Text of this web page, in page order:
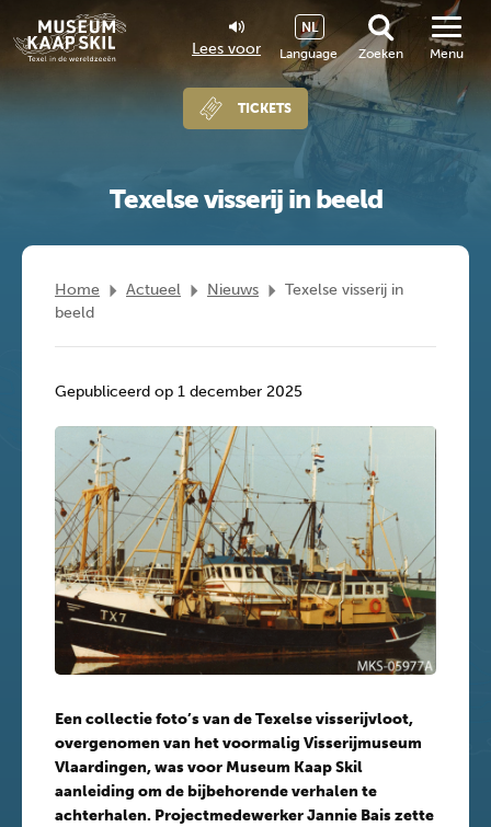
Lees voor Language
NL
Zoeken
TICKETS
Menu
Texelse visserij in beeld
Home Actueel Nieuws
Texelse visserij in
beeld
Gepubliceerd op 1 december 2025
Een collectie foto’s van de Texelse visserijvloot,
overgenomen van het voormalig Visserijmuseum
Vlaardingen, was voor Museum Kaap Skil
aanleiding om de bijbehorende verhalen te
achterhalen. Projectmedewerker Jannie Bais zette